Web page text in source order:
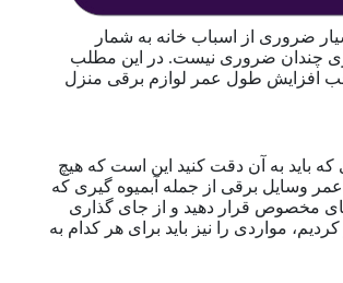
ضروری از اسباب خانه به شمار
چندان ضروری نیست. در این مطلب
افزایش طول عمر لوازم برقی منزل
که باید به آن دقت کنید این است که هیچ
وسایل برقی از جمله آبمیوه گیری که
مخصوص قرار دهید و از جای گذاری
مواردی را نیز باید برای هر کدام به